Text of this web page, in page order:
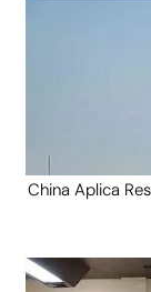
China Aplica